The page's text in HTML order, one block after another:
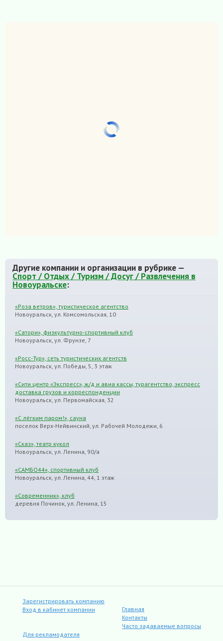
Другие компании и организации в рубрике —
Спорт / Отдых / Туризм / Досуг / Развлечения в
Новоуральске:
«Роза ветров», туристическое агентство
Новоуральск, ул. Комсомольская, 10
«Сатори», физкультурно-спортивный клуб
Новоуральск, ул. Фрунзе, 7
«Росс-Тур», сеть туристических агентств
Новоуральск, ул. Победы, 5, 3 этаж
«Сити центр «Экспресс», ж/д и авиа кассы, турагентство, экспресс
доставка грузов и корреспонденции
Новоуральск, ул. Первомайская, 32
«С лёгким паром!», сауна
поселок Верх-Нейвинский, ул. Рабочей Молодежи, 6
«Сказ», театр кукол
Новоуральск, ул. Ленина, 90/а
«САМБО44», спортивный клуб
Новоуральск, ул. Ленина, 44, 1 этаж
«Современник», клуб
деревня Починок, ул. Ленина, 15
Зарегистрировать компанию
Вход в кабинет компании
Главная
Контакты
Часто задаваемые вопросы
Для рекламодателя